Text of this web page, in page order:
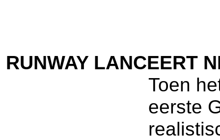
RUNWAY LANCEERT
Toen
eerste